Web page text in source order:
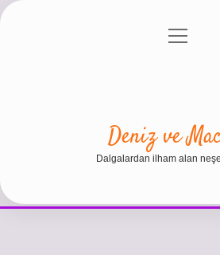
Gizlilik Politikası
menüyü
Deniz ve
Dalgalardan ilham alan